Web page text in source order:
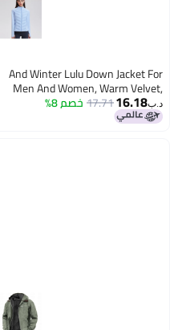
And Winter Lulu Down Jacket For
Men And Women, Warm Velvet,
Light And Thin Outdoor Sports
Duck Down Warm Jacket, Down
د.ب‏16.18
17.71خصم 8%